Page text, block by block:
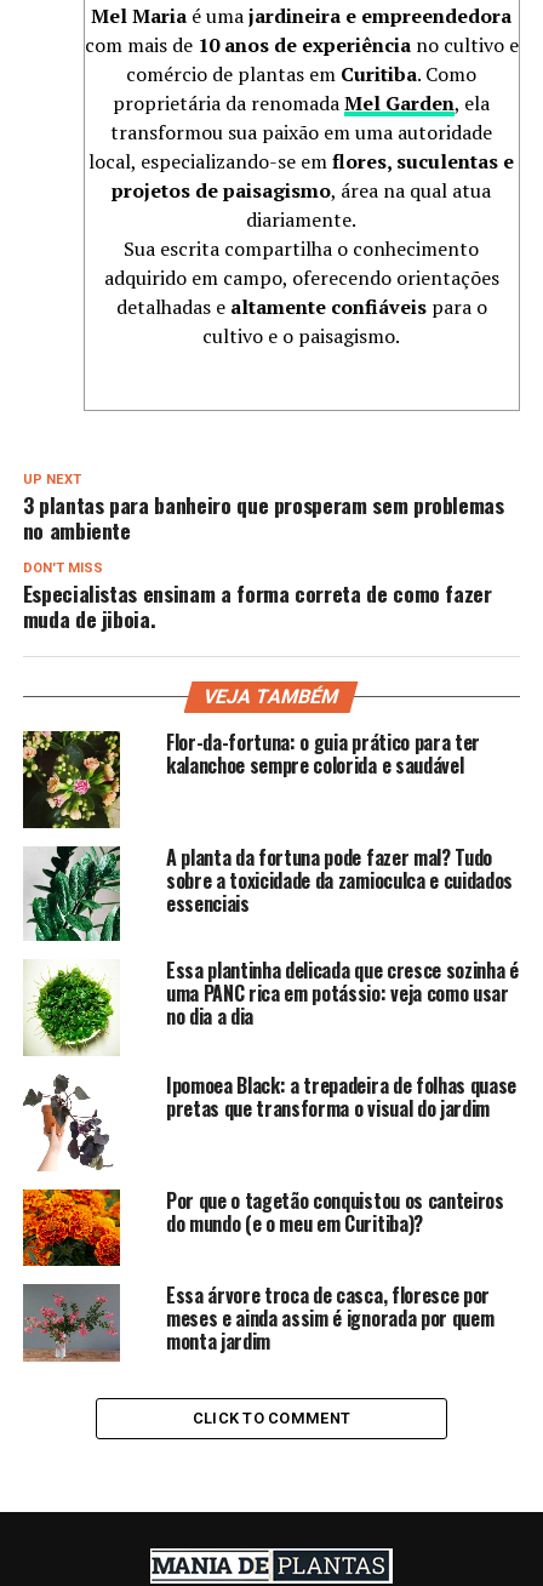
Mel Maria é umajardineira e empreendedora
com mais de 10 anos de experiênciano cultivo e
comércio de plantas em Curitiba. Como
proprietária da renomadaMel Garden, ela
transformou sua paixão em uma autoridade
local, especializando-se emflores, suculentas e
projetos de paisagismo, área na qual atua
diariamente.
Sua escrita compartilha o conhecimento
adquirido em campo, oferecendo orientações
detalhadas e altamente confiáveispara o
cultivo e o paisagismo.
UP NEXT
3 plantas para banheiro que prosperam sem problemas
no ambiente
DON'T MISS
Especialistas ensinam a forma correta de como fazer
muda de jiboia.
VEJA TAMBÉM
Flor-da-fortuna: o guia prático para ter
kalanchoe sempre colorida e saudável
A planta da fortuna pode fazer mal? Tudo
sobre a toxicidade da zamioculca e cuidados
essenciais
Essa plantinha delicada que cresce sozinha é
uma PANC rica em potássio: veja como usar
no dia a dia
Ipomoea Black: a trepadeira de folhas quase
pretas que transforma o visual do jardim
Por que o tagetão conquistou os canteiros
do mundo (e o meu em Curitiba)?
Essa árvore troca de casca, floresce por
meses e ainda assim é ignorada por quem
monta jardim
CLICK TO COMMENT